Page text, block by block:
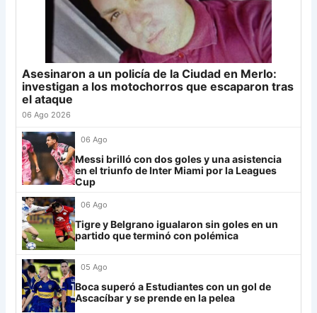
Sporting Cristal
Grupo G
LDU
Mirassol
Lanús
Always Ready
Grupo H
IDV
UCV FC
Libertad
Tigre +2 20
Sarmiento -9 19
Atl. Tucumán 18 -3 18
Newell's 18 -12 18
26 Platense 18 -6 17
27 Central Córdoba
28 Riestra
29 Aldosivi
30 Estudiantes RC 18 -21 8
Asesinaron a un policía de la Ciudad en Merlo:
investigan a los motochorros que escaparon tras
el ataque
06 Ago 2026
06 Ago
Messi brilló con dos goles y una asistencia
en el triunfo de Inter Miami por la Leagues
Cup
06 Ago
Tigre y Belgrano igualaron sin goles en un
partido que terminó con polémica
05 Ago
Boca superó a Estudiantes con un gol de
Ascacíbar y se prende en la pelea